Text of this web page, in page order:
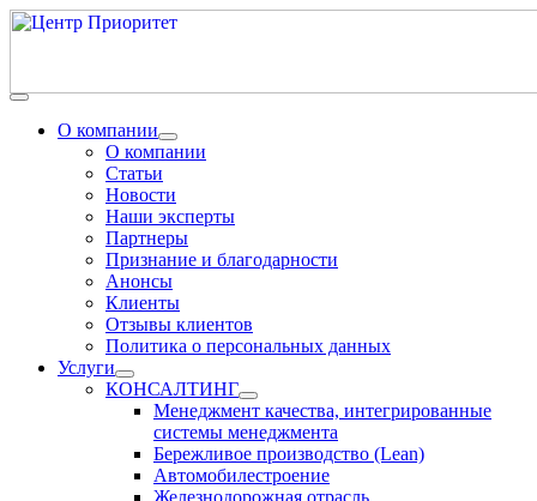
О компании
О компании
Статьи
Новости
Наши эксперты
Партнеры
Признание и благодарности
Анонсы
Клиенты
Отзывы клиентов
Политика о персональных данных
Услуги
КОНСАЛТИНГ
Менеджмент качества, интегрированные
системы менеджмента
Бережливое производство (Lean)
Автомобилестроение
Железнодорожная отрасль